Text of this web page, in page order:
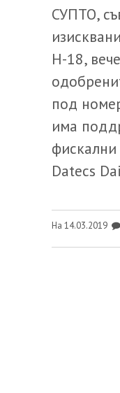
СУПТО,
Н-18,
под
има
фискални
Datecs
На 14.03.2019